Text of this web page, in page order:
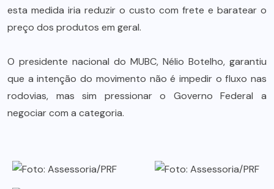
esta medida iria reduzir o custo com frete e baratear o
preço dos produtos em geral.
O presidente nacional do MUBC, Nélio Botelho, garantiu
que a intenção do movimento não é impedir o fluxo nas
rodovias, mas sim pressionar o Governo Federal a
negociar com a categoria.